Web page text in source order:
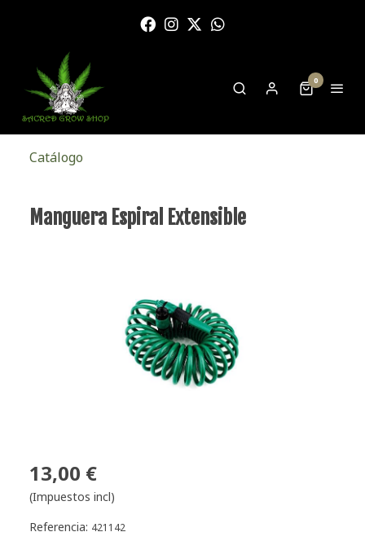
0
Catálogo
Manguera Espiral Extensible
13,00 €
(Impuestos incl)
Referencia: 421142